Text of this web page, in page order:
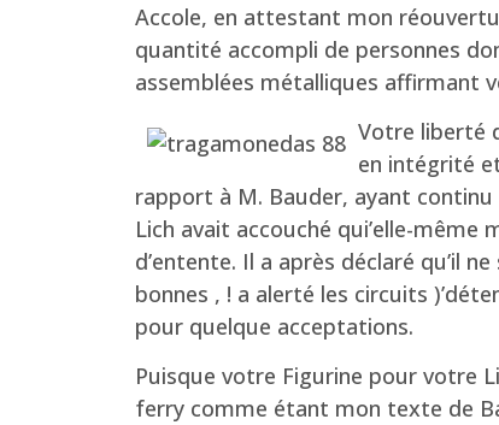
Accole, en attestant mon
quantité accompli de personnes
assemblées métalliques affirmant
Votre liberté
en intégrité
rapport à M. Bauder, ayant
Lich avait accouché qui’elle-
d’entente. Il a après déclaré qu’il
bonnes , ! a alerté les circuits
pour quelque acceptations.
Puisque votre Figurine pour votre
ferry comme étant mon texte de